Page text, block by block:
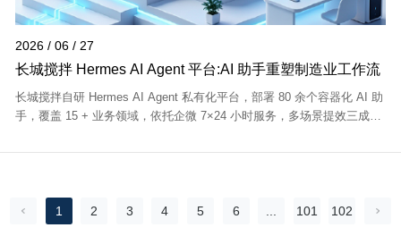
2026 / 06 / 27
长城搅拌 Hermes AI Agent 平台:AI 助手重塑制造业工作流
长城搅拌自研 Hermes AI Agent 私有化平台，部署 80 余个容器化 AI 助
手，覆盖 15 + 业务领域，依托企微 7×24 小时服务，多场景提效三成，
1 2 3 4 5 6 ... 101 102